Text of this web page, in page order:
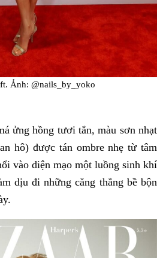
Ảnh: @nails_by_yoko
ửng hồng tươi tắn, màu sơn nhạt
hô) được tán ombre nhẹ từ tâm
vào diện mạo một luồng sinh khí
dịu đi những căng thẳng bề bộn